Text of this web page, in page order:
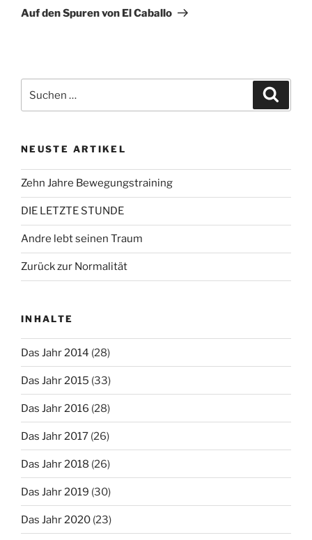
Beitrag
Auf den Spuren von El Caballo
nach:
NEUSTE ARTIKEL
Zehn Jahre Bewegungstraining
DIE LETZTE STUNDE
Andre lebt seinen Traum
Zurück zur Normalität
INHALTE
Das Jahr 2014 (28)
Das Jahr 2015 (33)
Das Jahr 2016 (28)
Das Jahr 2017 (26)
Das Jahr 2018 (26)
Das Jahr 2019 (30)
Das Jahr 2020 (23)